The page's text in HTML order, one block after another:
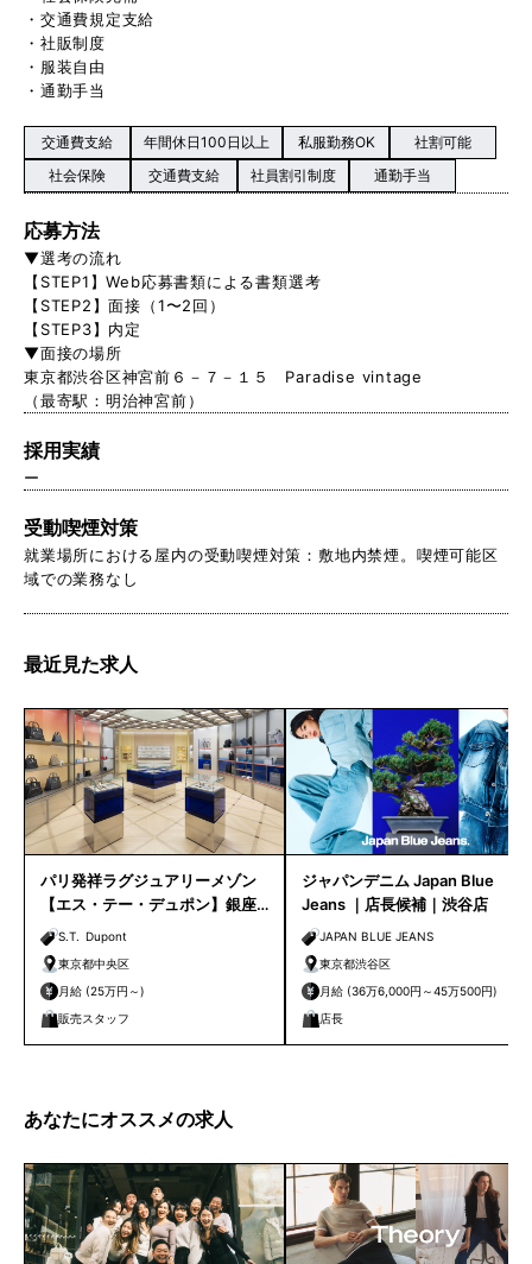
・交通費規定支給
・社販制度
・服装自由
・通勤手当
交通費支給 年間休日100日以上 私服勤務OK
社割可能
社会保険
交通費支給 社員割引制度 通勤手当
応募方法
▼選考の流れ
【STEP1】Web応募書類による書類選考
【STEP2】面接（1〜2回）
【STEP3】内定
▼面接の場所
東京都渋谷区神宮前６－７－１５ Paradise vintage
（最寄駅：明治神宮前）
採用実績
ー
受動喫煙対策
就業場所における屋内の受動喫煙対策：敷地内禁煙。喫煙可能区
域での業務なし
最近見た求人
パリ発祥ラグジュアリーメゾン
【エス・テー・デュポン】銀座
路面店 販売スタッフ募集｜
S.T. Dupont
東京都中央区
月給 (25万円～)
販売スタッフ
ジャパンデニム Japan Blue
Jeans ｜店長候補｜渋谷店
JAPAN BLUE JEANS
東京都渋谷区
月給 (36万6,000円～45万500円)
店長
あなたにオススメの求人